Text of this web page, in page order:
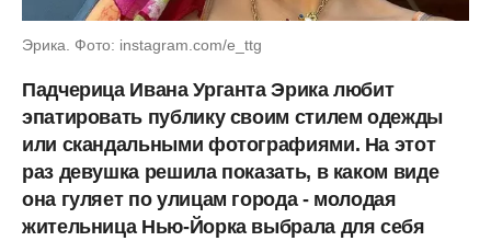
Эрика. Фото: instagram.com/e_ttg
Падчерица Ивана Урганта Эрика любит
эпатировать публику своим стилем одежды
или скандальными фотографиями. На этот
раз девушка решила показать, в каком виде
она гуляет по улицам города - молодая
жительница Нью-Йорка выбрала для себя